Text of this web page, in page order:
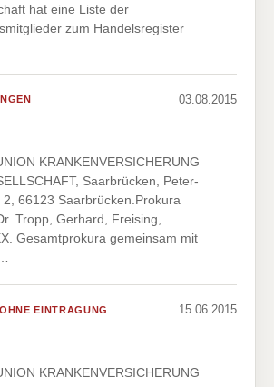
hat eine Liste der
zum Handelsregister
03.08.2015
KRANKENVERSICHERUNG
Saarbrücken, Peter-
66123 Saarbrücken.Prokura
Tropp, Gerhard, Freising,
Gesamtprokura gemeinsam mit
EINTRAGUNG 15.06.2015
KRANKENVERSICHERUNG